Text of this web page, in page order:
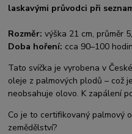
laskavými průvodci při
Rozměr: výška 21 cm, průměr
Doba hoření: cca 90–100 hodin
Tato svíčka je vyrobena v
oleje z palmových plodů – což
neobsahuje olovo. K zapálení
Co je to certifikovaný palmový
zemědělství?